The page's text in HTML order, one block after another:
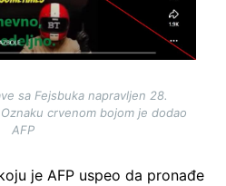
sa Fejsbuka napravljen 28.
crvenom bojom je dodao
AFP
je AFP uspeo da pronađe